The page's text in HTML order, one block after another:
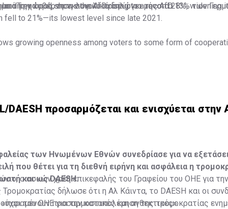
της χώρας, το εκλογικό προπύργιο της AfD.
από την κυβέρνηση συνολικά δηλώνει μόνο το 13% των
poll shows the AfD rising to a record 28%, widening
fell to 21%—its lowest level since late 2021.
growing openness among voters to some form of
προσαρμόζεται και ενισχύεται στην
των Ηνωμένων Εθνών συνεδρίασε για να
που θέτει για τη διεθνή ειρήνη και ασφάλεια η
και ως DAESH.
ο ασκών χρέη επικεφαλής του Γραφείου του ΟΗΕ για την
δήλωσε ότι η Αλ Κάιντα, το DAESH και οι
προσαρμοστικές και ανθεκτικές».
του ΟΗΕ για την καταπολέμηση της τρομοκρατίας